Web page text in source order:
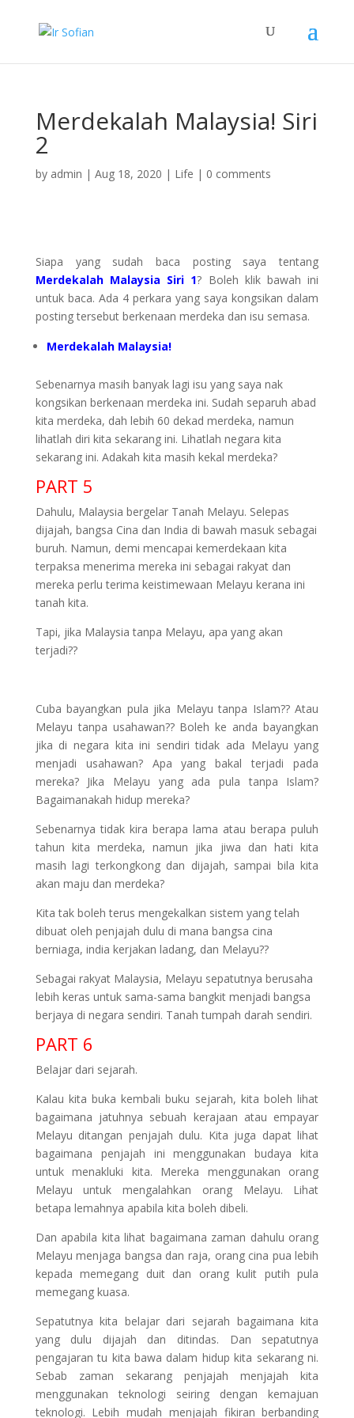
Merdekalah Malaysia! Siri
2
by admin | Aug 18, 2020 | Life | 0 comments
Siapa yang sudah baca posting saya tentang
Merdekalah Malaysia Siri 1? Boleh klik bawah ini
untuk baca. Ada 4 perkara yang saya kongsikan dalam
posting tersebut berkenaan merdeka dan isu semasa.
Merdekalah Malaysia!
Sebenarnya masih banyak lagi isu yang saya nak
kongsikan berkenaan merdeka ini. Sudah separuh abad
kita merdeka, dah lebih 60 dekad merdeka, namun
lihatlah diri kita sekarang ini. Lihatlah negara kita
sekarang ini. Adakah kita masih kekal merdeka?
PART 5
Dahulu, Malaysia bergelar Tanah Melayu. Selepas
dijajah, bangsa Cina dan India di bawah masuk sebagai
buruh. Namun, demi mencapai kemerdekaan kita
terpaksa menerima mereka ini sebagai rakyat dan
mereka perlu terima keistimewaan Melayu kerana ini
tanah kita.
Tapi, jika Malaysia tanpa Melayu, apa yang akan
terjadi??
Cuba bayangkan pula jika Melayu tanpa Islam?? Atau
Melayu tanpa usahawan?? Boleh ke anda bayangkan
jika di negara kita ini sendiri tidak ada Melayu yang
menjadi usahawan? Apa yang bakal terjadi pada
mereka? Jika Melayu yang ada pula tanpa Islam?
Bagaimanakah hidup mereka?
Sebenarnya tidak kira berapa lama atau berapa puluh
tahun kita merdeka, namun jika jiwa dan hati kita
masih lagi terkongkong dan dijajah, sampai bila kita
akan maju dan merdeka?
Kita tak boleh terus mengekalkan sistem yang telah
dibuat oleh penjajah dulu di mana bangsa cina
berniaga, india kerjakan ladang, dan Melayu??
Sebagai rakyat Malaysia, Melayu sepatutnya berusaha
lebih keras untuk sama-sama bangkit menjadi bangsa
berjaya di negara sendiri. Tanah tumpah darah sendiri.
PART 6
Belajar dari sejarah.
Kalau kita buka kembali buku sejarah, kita boleh lihat
bagaimana jatuhnya sebuah kerajaan atau empayar
Melayu ditangan penjajah dulu. Kita juga dapat lihat
bagaimana penjajah ini menggunakan budaya kita
untuk menakluki kita. Mereka menggunakan orang
Melayu untuk mengalahkan orang Melayu. Lihat
betapa lemahnya apabila kita boleh dibeli.
Dan apabila kita lihat bagaimana zaman dahulu orang
Melayu menjaga bangsa dan raja, orang cina pua lebih
kepada memegang duit dan orang kulit putih pula
memegang kuasa.
Sepatutnya kita belajar dari sejarah bagaimana kita
yang dulu dijajah dan ditindas. Dan sepatutnya
pengajaran tu kita bawa dalam hidup kita sekarang ni.
Sebab zaman sekarang penjajah menjajah kita
menggunakan teknologi seiring dengan kemajuan
teknologi. Lebih mudah menjajah fikiran berbanding